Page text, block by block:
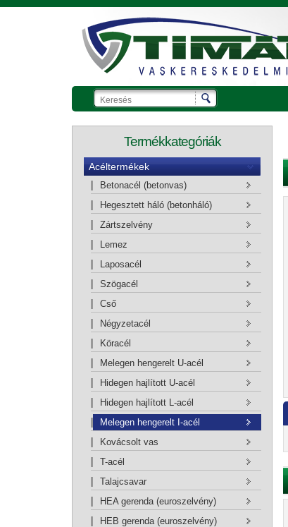
Termékkategóriák
Acéltermékek
Betonacél (betonvas)
Hegesztett háló (betonháló)
Zártszelvény
Lemez
Laposacél
Szögacél
Cső
Négyzetacél
Köracél
Melegen hengerelt U-acél
Hidegen hajlított U-acél
Hidegen hajlított L-acél
Melegen hengerelt I-acél
Kovácsolt vas
T-acél
Talajcsavar
HEA gerenda (euroszelvény)
HEB gerenda (euroszelvény)